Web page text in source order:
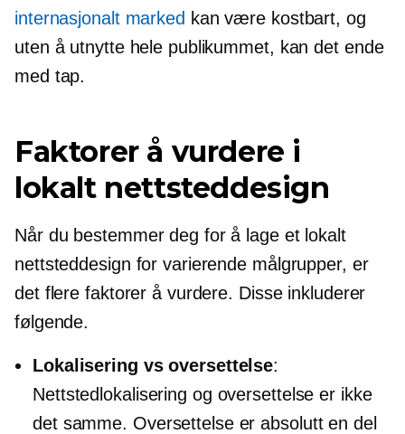
internasjonalt marked kan være kostbart, og
uten å utnytte hele publikummet, kan det ende
med tap.
Faktorer å vurdere i
lokalt nettsteddesign
Når du bestemmer deg for å lage et lokalt
nettsteddesign for varierende målgrupper, er
det flere faktorer å vurdere. Disse inkluderer
følgende.
Lokalisering vs oversettelse:
Nettstedlokalisering og oversettelse er ikke
det samme. Oversettelse er absolutt en del